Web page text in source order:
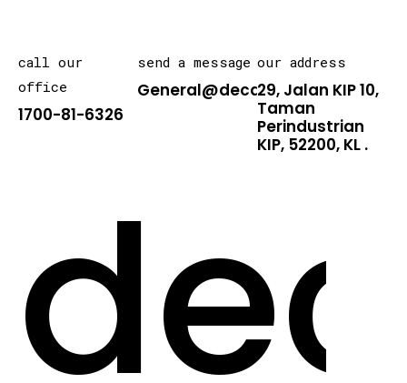
call our
office
1700-81-6326
send a message
General@decarton.asia
our address
29, Jalan KIP 10,
Taman
Perindustrian
KIP, 52200, KL .